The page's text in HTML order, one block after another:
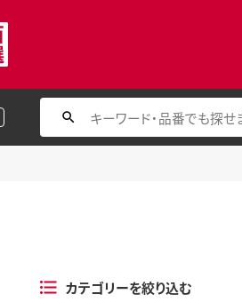
カテゴリーを絞り込む